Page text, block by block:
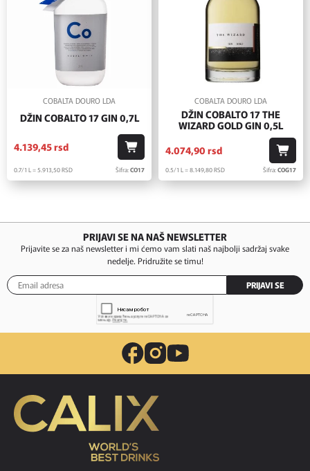
COBALTA DOURO LDA
DŽIN COBALTO 17 GIN 0,7L
4.139,45rsd
0.7/1 L = 5.913,50RSD Šifra:CO17
COBALTA DOURO LDA
DŽIN COBALTO 17 THE
WIZARD GOLD GIN 0,5L
4.074,90 rsd
0.5/1 L = 8.149,80RSD Šifra:COG17
PRIJAVI SE NA NAŠ NEWSLETTER
Prijavite se za naš newsletter i mi ćemo vam slati naš najbolji sadržaj svake
nedelje. Pridružite se timu!
PRIJAVI SE